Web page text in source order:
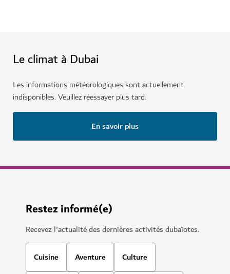
Le climat à Dubai
Les informations météorologiques sont actuellement
indisponibles. Veuillez réessayer plus tard.
En savoir plus
Restez informé(e)
Recevez l'actualité des dernières activités dubaïotes.
Cuisine Aventure Culture